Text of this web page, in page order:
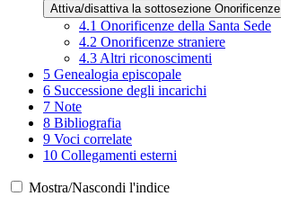
Attiva/disattiva la sottosezione Onorificenze
4.1 Onorificenze della Santa Sede
4.2 Onorificenze straniere
4.3Altri riconoscimenti
5 Genealogia episcopale
6 Successione degli incarichi
7 Note
8 Bibliografia
9 Voci correlate
10 Collegamenti esterni
Mostra/Nascondi l'indice